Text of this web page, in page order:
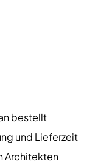
bestellt
und Lieferzeit
Architekten